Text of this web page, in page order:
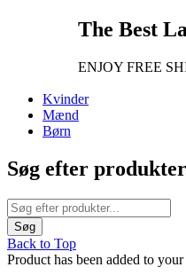
The Best
ENJOY FREE
Kvinder
Mænd
Børn
Søg efter
Back to Top
Product has been added to your